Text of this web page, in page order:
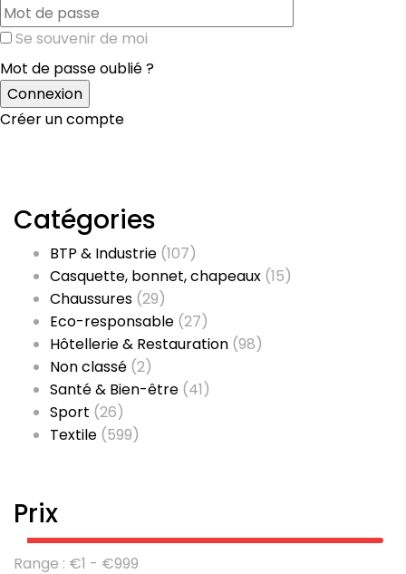
Se souvenir de moi
Mot de passe oublié ?
Créer un compte
Catégories
BTP & Industrie (107)
Casquette, bonnet, chapeaux (15)
Chaussures (29)
Eco-responsable (27)
Hôtellerie & Restauration (98)
Non classé (2)
Santé & Bien-être (41)
Sport (26)
Textile (599)
Prix
Range : €1 - €999